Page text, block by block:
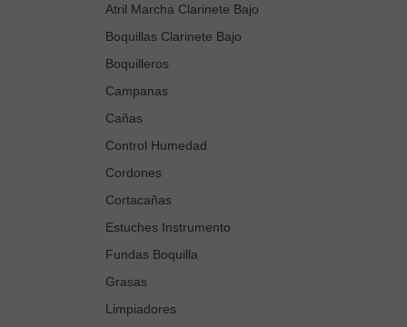
Atril Marcha Clarinete Bajo
Boquillas Clarinete Bajo
Boquilleros
Campanas
Cañas
Control Humedad
Cordones
Cortacañas
Estuches Instrumento
Fundas Boquilla
Grasas
Limpiadores